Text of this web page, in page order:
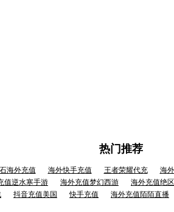
热门推荐
海外充值 海外快手充值 王者荣耀代充 海
值逆水寒手游 海外充值梦幻西游 海外充值绝
抖音充值美国 快手充值 海外充值陌陌直播